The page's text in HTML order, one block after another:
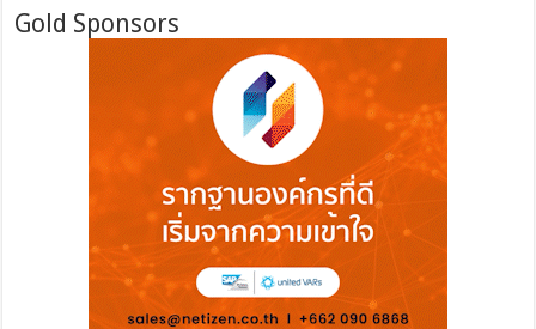
ตัด
Gold Sponsors